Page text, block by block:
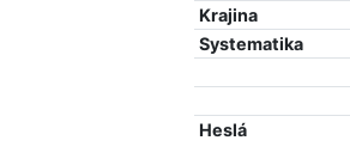
Krajina
Systematika
Heslá